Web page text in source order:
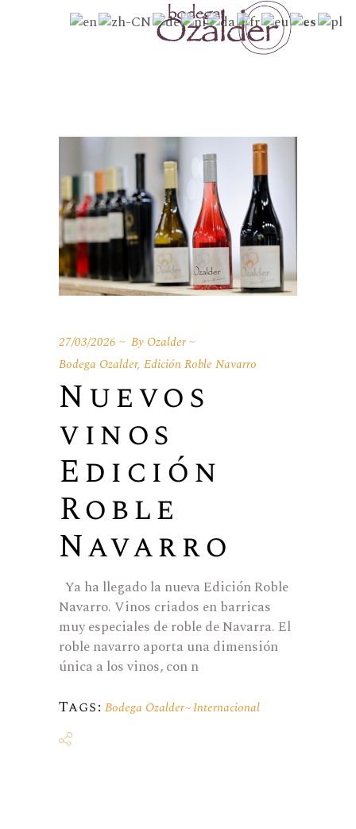
27/03/2026 By Ozalder
Bodega Ozalder, Edición Roble Navarro
Nuevos
vinos
Edición
Roble
Navarro
Ya ha llegado la nueva Edición Roble
Navarro. Vinos criados en barricas
muy especiales de roble de Navarra. El
roble navarro aporta una dimensión
única a los vinos, con n
Tags: Bodega Ozalder Internacional